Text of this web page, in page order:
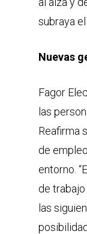
subraya
Nuevas
Fagor
las
Reafirma
de
entorno.
de
las